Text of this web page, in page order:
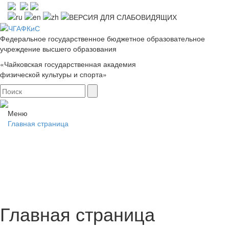
Федеральное государственное бюджетное образовательное
учреждение высшего образования
«Чайковская государственная академия
физической культуры и спорта»
Меню
Главная страница
Главная страница